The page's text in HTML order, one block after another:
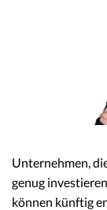
Unternehmen,
genug
können künftig